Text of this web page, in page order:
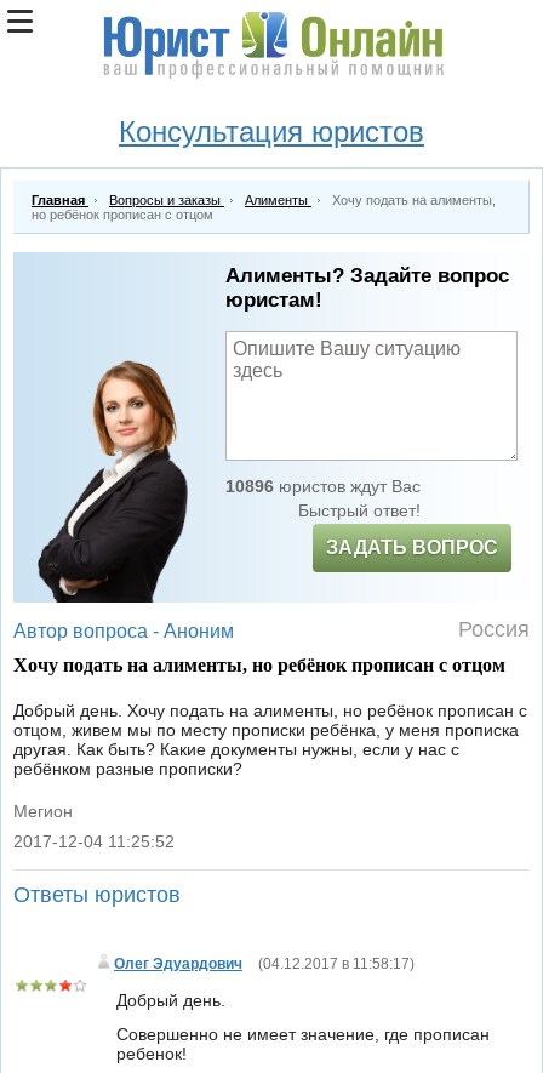
Консультация юристов
Главная Вопросы и заказы Алименты
Хочу подать на алименты,
но ребёнок прописан с отцом
Алименты? Задайте вопрос
юристам!
10896юристов ждут Вас
Быстрый ответ!
ЗАДАТЬ ВОПРОС
Автор вопроса - Аноним Россия
Хочу подать на алименты, но ребёнок прописан с отцом
Добрый день. Хочу подать на алименты, но ребёнок прописан с
отцом, живем мы по месту прописки ребёнка, у меня прописка
другая. Как быть? Какие документы нужны, если у нас с
ребёнком разные прописки?
Мегион
|
2017-12-04 11:25:52
Ответы юристов
Олег Эдуардович (04.12.2017 в 11:58:17)
Добрый день.
Совершенно не имеет значение, где прописан
ребенок!